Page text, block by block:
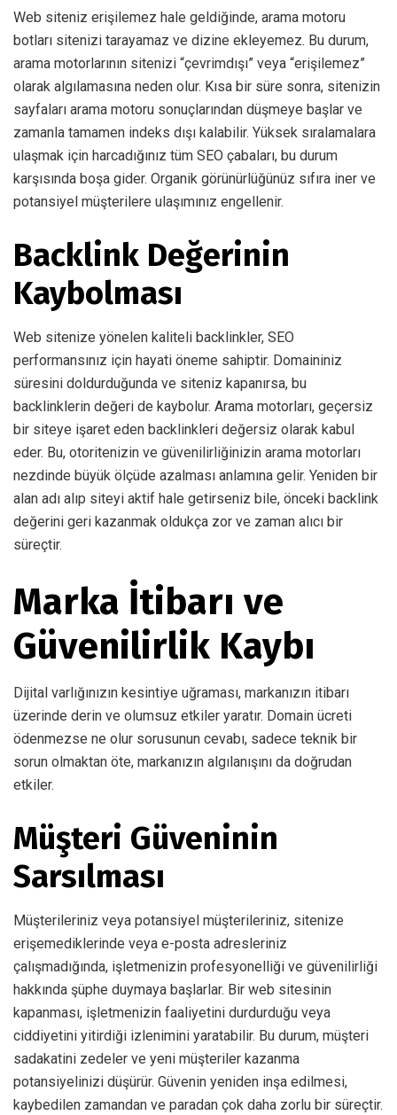
Web siteniz erişilemez hale geldiğinde, arama motoru
botları sitenizi tarayamaz ve dizine ekleyemez. Bu durum,
arama motorlarının sitenizi “çevrimdışı” veya “erişilemez”
olarak algılamasına neden olur. Kısa bir süre sonra, sitenizin
sayfaları arama motoru sonuçlarından düşmeye başlar ve
zamanla tamamen indeks dışı kalabilir. Yüksek sıralamalara
ulaşmak için harcadığınız tüm SEO çabaları, bu durum
karşısında boşa gider. Organik görünürlüğünüz sıfıra iner ve
potansiyel müşterilere ulaşımınız engellenir.
Backlink Değerinin
Kaybolması
Web sitenize yönelen kaliteli backlinkler, SEO
performansınız için hayati öneme sahiptir. Domaininiz
süresini doldurduğunda ve siteniz kapanırsa, bu
backlinklerin değeri de kaybolur. Arama motorları, geçersiz
bir siteye işaret eden backlinkleri değersiz olarak kabul
eder. Bu, otoritenizin ve güvenilirliğinizin arama motorları
nezdinde büyük ölçüde azalması anlamına gelir. Yeniden bir
alan adı alıp siteyi aktif hale getirseniz bile, önceki backlink
değerini geri kazanmak oldukça zor ve zaman alıcı bir
süreçtir.
Marka İtibarı ve
Güvenilirlik Kaybı
Dijital varlığınızın kesintiye uğraması, markanızın itibarı
üzerinde derin ve olumsuz etkiler yaratır. Domain ücreti
ödenmezse ne olur sorusunun cevabı, sadece teknik bir
sorun olmaktan öte, markanızın algılanışını da doğrudan
etkiler.
Müşteri Güveninin
Sarsılması
Müşterileriniz veya potansiyel müşterileriniz, sitenize
erişemediklerinde veya e-posta adresleriniz
çalışmadığında, işletmenizin profesyonelliği ve güvenilirliği
hakkında şüphe duymaya başlarlar. Bir web sitesinin
kapanması, işletmenizin faaliyetini durdurduğu veya
ciddiyetini yitirdiği izlenimini yaratabilir. Bu durum, müşteri
sadakatini zedeler ve yeni müşteriler kazanma
potansiyelinizi düşürür. Güvenin yeniden inşa edilmesi,
kaybedilen zamandan ve paradan çok daha zorlu bir süreçtir.